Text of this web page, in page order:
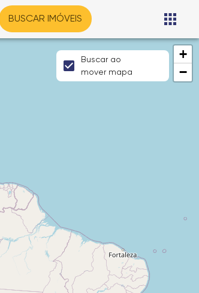
BUSCAR IMÓVEIS
+
−
Buscar ao
mover mapa